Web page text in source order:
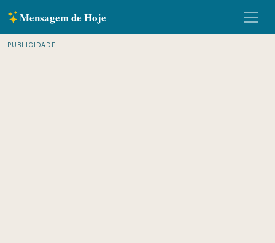
Mensagem de Hoje
PUBLICIDADE